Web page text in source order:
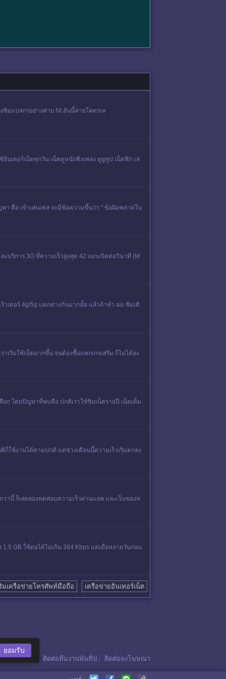
มแปลกๆอย่างค่าย Nt อันนี้ค่ายโคตรเห
นเตอร์เน็ตทุกวัน เน็ตดูหนังฟังเพลง ดูยูทูป เน็ตฟิก เล่
หา คือ เข้าเล่นเฟส จะมีข้อความขึ้นว่า " ข้อผิดพลาดใน
บริการ 3G ที่ความเร็วสูงสุด 42 เมกะบิตต่อวินาที (M
าเตอร์ 4g/5g แตกต่างกันมากมั้ย แล้วถ้าทำ ais ซิมเติ
าเริ่มใช้เน็ตมากขึ้น จนต้องซื้อแพกเกจเสริม ก็ไม่ได้อะ
อก โดยปัญหาที่พบคือ ปกติเราใช้ซิมเน็ตรายปี เน็ตเต็ม
ใช้งานได้ตามปกติ แต่ช่วงเดือนนี้ความเร็วเริ่มตกลง
านี้ ก็เลยลองทดสอบความเร็วผ่านแอพ และเว็บของท
GB ใช้ต่อได้ไม่เกิน 384 Kbps แต่เมื่อหลายวันก่อน
มเครือข่ายโทรศัพท์มือถือ เครือข่ายอินเทอร์เน็ต
ติดต่อทีมงานพันทิป ติดต่อลงโฆษณา
ยอมรับ